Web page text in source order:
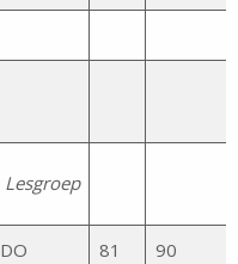
Lesgroep
DO 81 90